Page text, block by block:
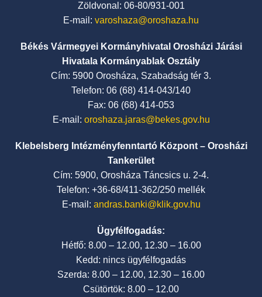
Zöldvonal: 06-80/931-001
E-mail: varoshaza@oroshaza.hu
Békés Vármegyei Kormányhivatal Orosházi Járási
Hivatala Kormányablak Osztály
Cím: 5900 Orosháza, Szabadság tér 3.
Telefon: 06 (68) 414-043/140
Fax: 06 (68) 414-053
E-mail: oroshaza.jaras@bekes.gov.hu
Klebelsberg Intézményfenntartó Központ – Orosházi
Tankerület
Cím: 5900, Orosháza Táncsics u. 2-4.
Telefon: +36-68/411-362/250 mellék
E-mail: andras.banki@klik.gov.hu
Ügyfélfogadás:
Hétfő: 8.00 – 12.00, 12.30 – 16.00
Kedd: nincs ügyfélfogadás
Szerda: 8.00 – 12.00, 12.30 – 16.00
Csütörtök: 8.00 – 12.00